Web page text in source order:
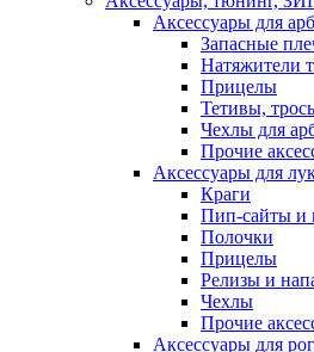
Аксессуары для
Запасные
Натяжители
Прицелы
Тетивы,
Чехлы для
Прочие
Аксессуары для
Краги
Пип-сайты и
Полочки
Прицелы
Релизы и
Чехлы
Прочие
Аксессуары для